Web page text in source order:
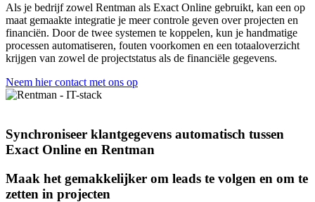
Als je bedrijf zowel Rentman als Exact Online gebruikt, kan een op
maat gemaakte integratie je meer controle geven over projecten en
financiën. Door de twee systemen te koppelen, kun je handmatige
processen automatiseren, fouten voorkomen en een totaaloverzicht
krijgen van zowel de projectstatus als de financiële gegevens.
Neem hier contact met ons op
Synchroniseer klantgegevens automatisch tussen
Exact Online en Rentman
Maak het gemakkelijker om leads te volgen en om te
zetten in projecten